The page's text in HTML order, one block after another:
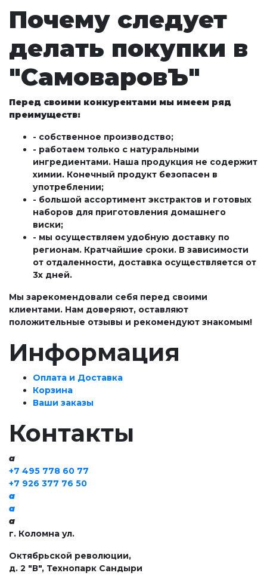
Почему следует
делать покупки в
"СамоваровЪ"
Перед своими конкурентами мы имеем ряд
преимуществ:
- собственное производство;
- работаем только с натуральными
ингредиентами. Наша продукция не содержит
химии. Конечный продукт безопасен в
употреблении;
- большой ассортимент экстрактов и готовых
наборов для приготовления домашнего
виски;
- мы осуществляем удобную доставку по
регионам. Кратчайшие сроки. В зависимости
от отдаленности, доставка осуществляется от
3х дней.
Мы зарекомендовали себя перед своими
клиентами. Нам доверяют, оставляют
положительные отзывы и рекомендуют знакомым!
Информация
Оплата и Доставка
Корзина
Ваши заказы
Контакты
a
+7 495 778 60 77
+7 926 377 76 50
a
a
a
г. Коломна ул.
Октябрьской революции,
д. 2 "В", Технопарк Сандыри